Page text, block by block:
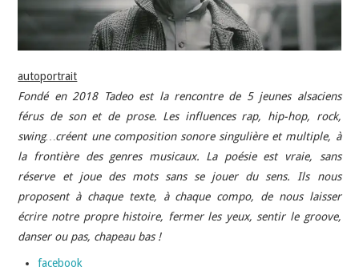
autoportrait
Fondé en 2018 Tadeo est la rencontre de 5 jeunes alsaciens
férus de son et de prose. Les influences rap, hip-hop, rock,
swing…créent une composition sonore singulière et multiple, à
la frontière des genres musicaux. La poésie est vraie, sans
réserve et joue des mots sans se jouer du sens. Ils nous
proposent à chaque texte, à chaque compo, de nous laisser
écrire notre propre histoire, fermer les yeux, sentir le groove,
danser ou pas, chapeau bas !
facebook